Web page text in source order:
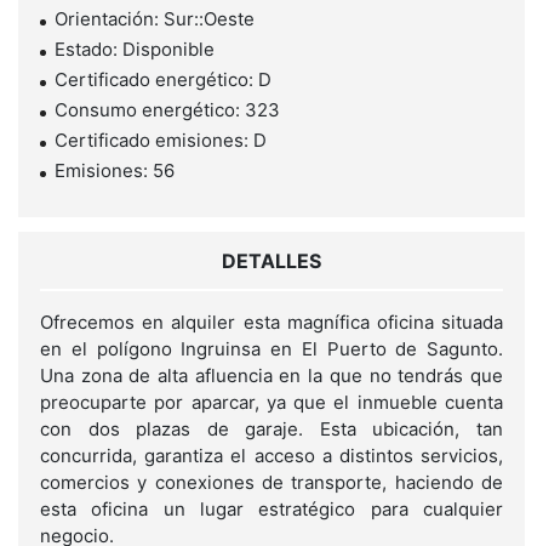
Orientación: Sur::Oeste
Estado: Disponible
Certificado energético: D
Consumo energético: 323
Certificado emisiones: D
Emisiones: 56
DETALLES
Ofrecemos en alquiler esta magnífica oficina situada
en el polígono Ingruinsa en El Puerto de Sagunto.
Una zona de alta afluencia en la que no tendrás que
preocuparte por aparcar, ya que el inmueble cuenta
con dos plazas de garaje. Esta ubicación, tan
concurrida, garantiza el acceso a distintos servicios,
comercios y conexiones de transporte, haciendo de
esta oficina un lugar estratégico para cualquier
negocio.